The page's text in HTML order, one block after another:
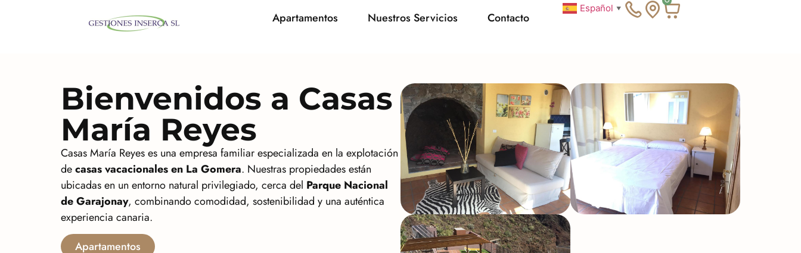
Apartamentos Nuestros Servicios Contacto
Español ▼
Bienvenidos a Casas
María Reyes
Casas María Reyes es una empresa familiar especializada en la explotación
decasas vacacionales en La Gomera. Nuestras propiedades están
ubicadas en un entorno natural privilegiado, cerca del Parque Nacional
de Garajonay, combinando comodidad, sostenibilidad y una auténtica
experiencia canaria.
Apartamentos